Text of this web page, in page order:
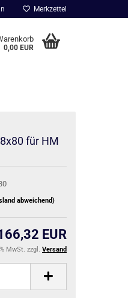
Merkzettel
0,00 EUR
für HM
abweichend)
EUR
MwSt. zzgl. Versand